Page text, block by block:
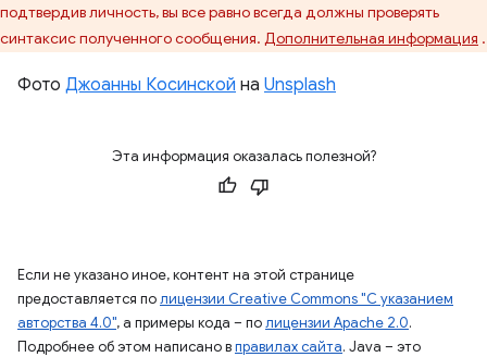
подтвердив личность, вы все равно всегда должны проверять
синтаксис полученного сообщения. Дополнительная информация .
Фото Джоанны Косинской на Unsplash
Эта информация оказалась полезной?
Если не указано иное, контент на этой странице
предоставляется полицензии Creative Commons "С указанием
авторства 4.0", а примеры кода – полицензии Apache 2.0.
Подробнее об этом написано вправилах сайта. Java – это